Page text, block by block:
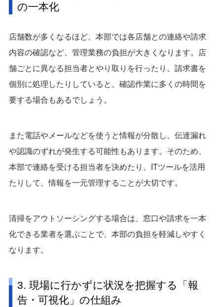
の一本化
店舗数が多くなるほど、本部では各店舗との連絡や請求
内容の確認など、管理業務の負担が大きくなります。店
舗ごとに異なる担当者とやり取りを行ったり、請求書を
個別に処理したりしていると、確認作業に多くの時間を
要する場合もあるでしょう。
また電話やメールなどを使うと情報が分散し、伝達漏れ
や認識のずれが発生する可能性もあります。そのため、
本部で連絡を受ける担当者を決めたり、ITツールを活用
たりして、情報を一元管理することが大切です。
清掃をアウトソーシングする場合は、窓口や請求を一本
化できる業者を選ぶことで、本部の負担を軽減しやすく
なります。
3. 現場に行かずに状況を把握する「報
告・可視化」の仕組み